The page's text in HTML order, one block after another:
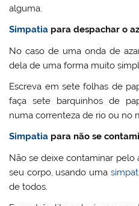
alguma.
Simpatia para despachar o
No caso de uma onda de
dela de uma forma muito
Escreva em sete folhas de
faça sete barquinhos de
numa correnteza de rio ou no
Simpatia para não se
Não se deixe contaminar pelo
seu corpo, usando uma
de todos.